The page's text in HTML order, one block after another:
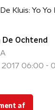
De Kluis: Yo
De Ochtend
2017 06:00 -
af